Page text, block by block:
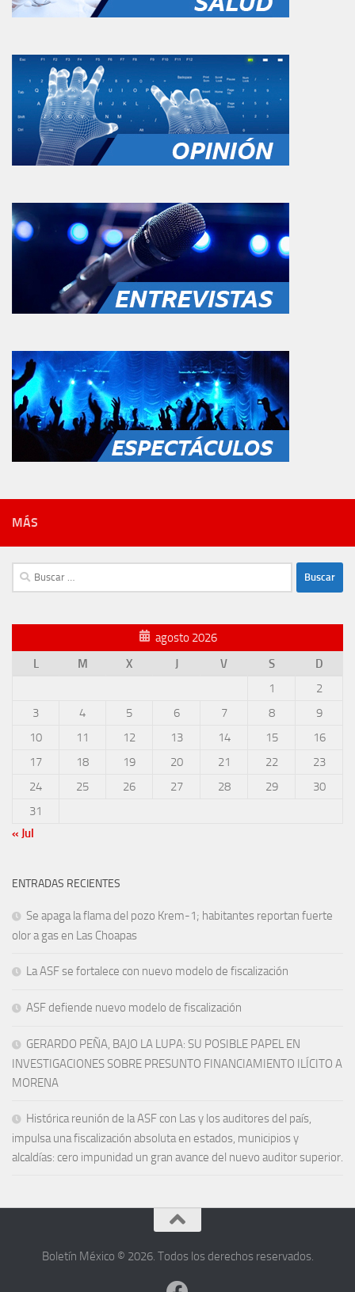
MÁS
Buscar:
agosto 2026
L
M X J V S
D
1
2
3
4 5 6 7 8
9
10
11 12 13 14 15
16
17
18 19 20 21 22
23
24
25 26 27 28 29
30
31
« Jul
ENTRADAS RECIENTES
Se apaga la flama del pozo Krem-1; habitantes reportan fuerte
olor a gas en Las Choapas
La ASF se fortalece con nuevo modelo de fiscalización
ASF defiende nuevo modelo de fiscalización
GERARDO PEÑA, BAJO LA LUPA: SU POSIBLE PAPEL EN
INVESTIGACIONES SOBRE PRESUNTO FINANCIAMIENTO ILÍCITO A
MORENA
Histórica reunión de la ASF con Las y los auditores del país,
impulsa una fiscalización absoluta en estados, municipios y
alcaldías: cero impunidad un gran avance del nuevo auditor superior.
Boletín México © 2026. Todos los derechos reservados.